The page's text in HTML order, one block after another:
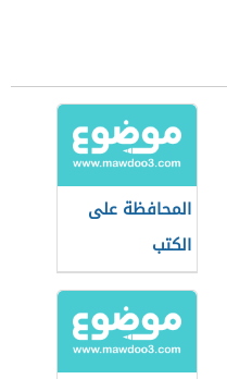
المحافظة على
الكتب